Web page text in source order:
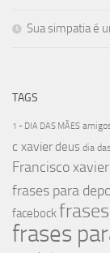
Sua simpatia é
TAGS
1 - DIA DAS MÃES
c xavier deus dia
Francisco xavier
frases para
facebock
frases